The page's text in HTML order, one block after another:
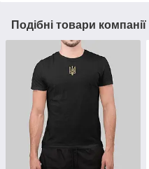
Подібні товари компанії